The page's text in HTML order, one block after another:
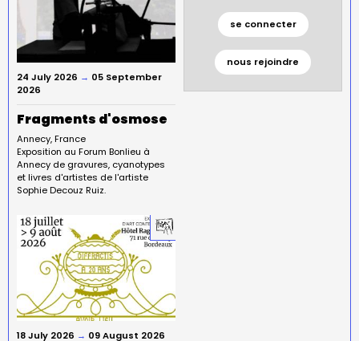
24 July 2026 → 05 September
2026
Fragments d'osmose
Annecy France
Exposition au Forum Bonlieu à
Annecy de gravures, cyanotypes
et livres d'artistes de l'artiste
Sophie Decouz Ruiz.
se connecter
nous rejoindre
18 July 2026 → 09 August 2026